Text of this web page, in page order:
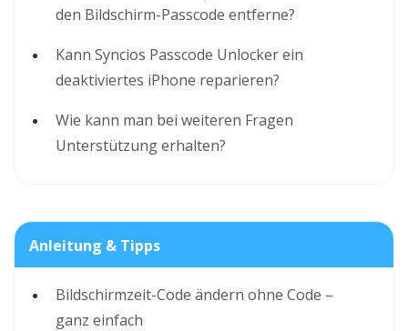
den Bildschirm-Passcode entferne?
Kann Syncios Passcode Unlocker ein
deaktiviertes iPhone reparieren?
Wie kann man bei weiteren Fragen
Unterstützung erhalten?
Anleitung & Tipps
Bildschirmzeit-Code ändern ohne Code –
ganz einfach